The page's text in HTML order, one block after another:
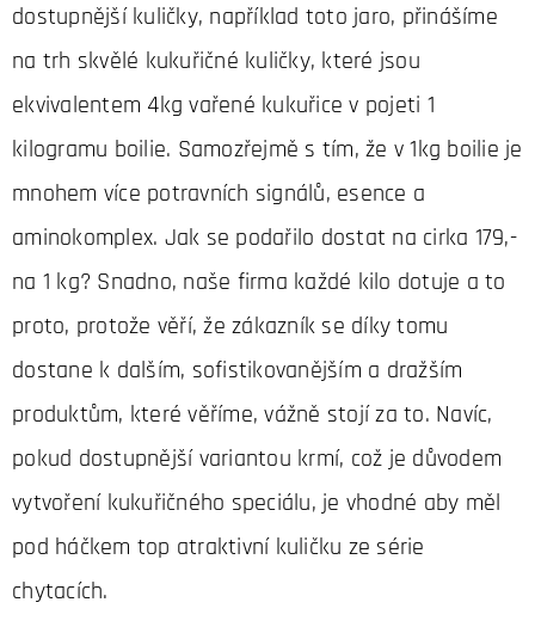
dostupnější kuličky, například toto jaro, přinášíme
na trh skvělé kukuřičné kuličky, které jsou
ekvivalentem 4kg vařené kukuřice v pojeti 1
kilogramu boilie. Samozřejmě s tím, že v 1kg boilie je
mnohem více potravních signálů, esence a
aminokomplex. Jak se podařilo dostat na cirka 179,-
na 1 kg? Snadno, naše firma každé kilo dotuje a to
proto, protože věří, že zákazník se díky tomu
dostane k dalším, sofistikovanějším a dražším
produktům, které věříme, vážně stojí za to. Navíc,
pokud dostupnější variantou krmí, což je důvodem
vytvoření kukuřičného speciálu, je vhodné aby měl
pod háčkem top atraktivní kuličku ze série
chytacích.